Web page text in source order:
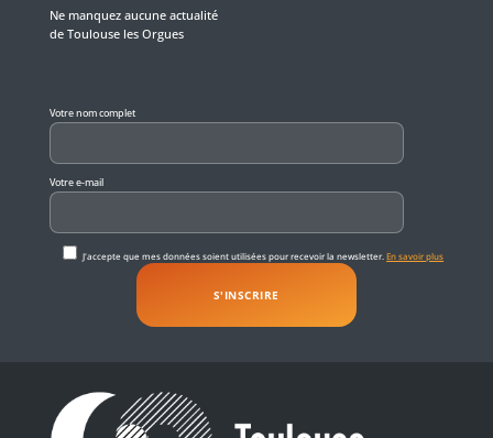
Ne manquez aucune actualité
de Toulouse les Orgues
Votre nom complet
Votre e-mail
J'accepte que mes données soient utilisées pour recevoir la newsletter.En savoir plus